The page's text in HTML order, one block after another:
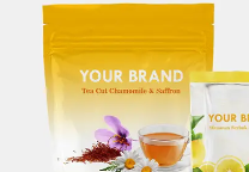
定制配方和功效的功能性饮料和